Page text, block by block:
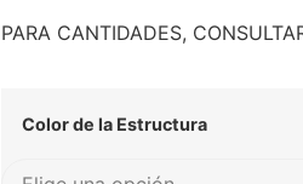
PARA CANTIDADES,
Color de la Estructura